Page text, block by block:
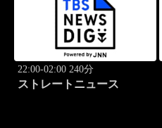
22:00-02:00 240分
ストレートニュース